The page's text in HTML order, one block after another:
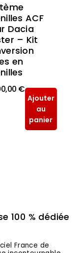
ACF
Dacia
– Kit
en
€
Ajouter
au
panier
100 % dédiée
France de